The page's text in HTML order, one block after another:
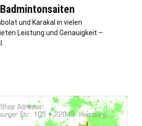
und Karakal in vielen
Leistung und Genauigkeit –